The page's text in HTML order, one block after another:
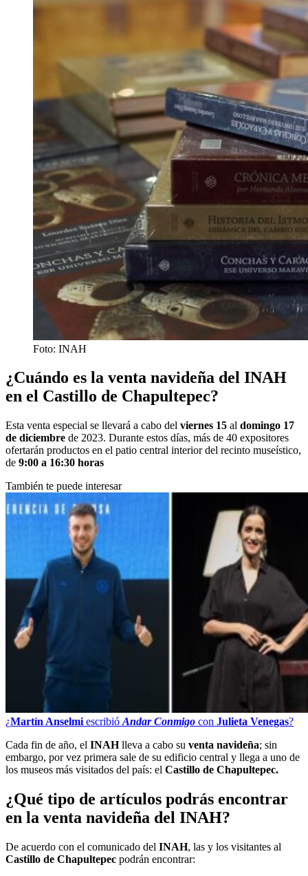
Foto: INAH
¿Cuándo es la venta navideña del INAH
en el Castillo de Chapultepec?
Esta venta especial se llevará a cabo del viernes 15 al domingo 17
de diciembre de 2023. Durante estos días, más de 40 expositores
ofertarán productos en el patio central interior del recinto museístico,
de 9:00 a 16:30 horas
También te puede interesar
¿Martín Anselmi escribió Andar Conmigo con Julieta Venegas?
Cada fin de año, el INAHlleva a cabo su venta navideña; sin
embargo, por vez primera sale de su edificio central y llega a uno de
los museos más visitados del país: el Castillo de Chapultepec.
¿Qué tipo de artículos podrás encontrar
en la venta navideña del INAH?
De acuerdo con el comunicado del INAH, las y los visitantes al
Castillo de Chapultepec podrán encontrar: